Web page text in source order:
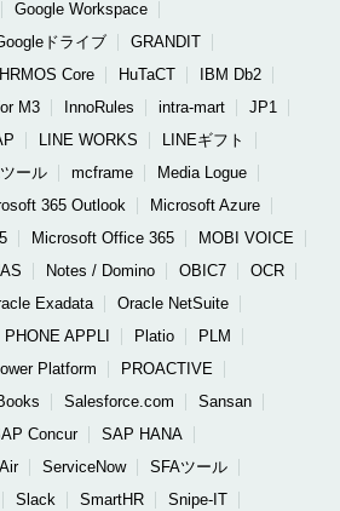
Google Workspace
ドライブ
GRANDIT
HRMOS Core HuTaCT
IBM Db2
M3 InnoRules intra-mart
JP1
LINE WORKS
LINEギフト
ール mcframe
Media Logue
365 Outlook
Microsoft Azure
Microsoft Office 365
MOBI VOICE
Notes / Domino OBIC7
OCR
Exadata
Oracle NetSuite
PHONE APPLI Platio
PLM
Platform
PROACTIVE
Salesforce.com
Sansan
Concur
SAP HANA
ServiceNow
SFAツール
Slack SmartHR
Snipe-IT